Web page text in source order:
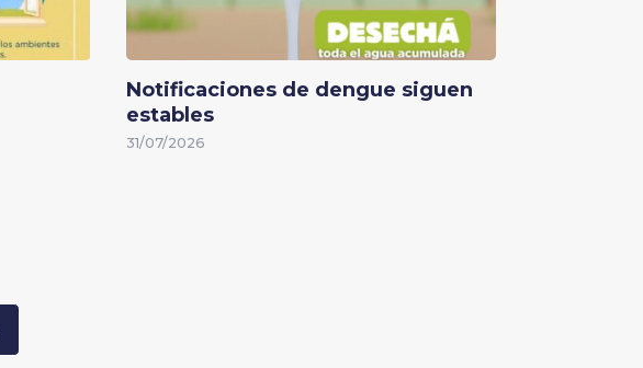
Notificaciones de dengue siguen
estables
31/07/2026